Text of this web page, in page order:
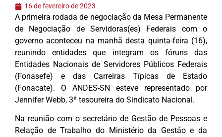
16 de fevereiro de 2023
A primeira rodada de negociação da Mesa Permanente
de Negociação de Servidoras(es) Federais com o
governo aconteceu na manhã desta quinta-feira (16),
reunindo entidades que integram os fóruns das
Entidades Nacionais de Servidores Públicos Federais
(Fonasefe) e das Carreiras Típicas de Estado
(Fonacate). O ANDES-SN esteve representado por
Jennifer Webb, 3ª tesoureira do Sindicato Nacional.
Na reunião com o secretário de Gestão de Pessoas e
Relação de Trabalho do Ministério da Gestão e da